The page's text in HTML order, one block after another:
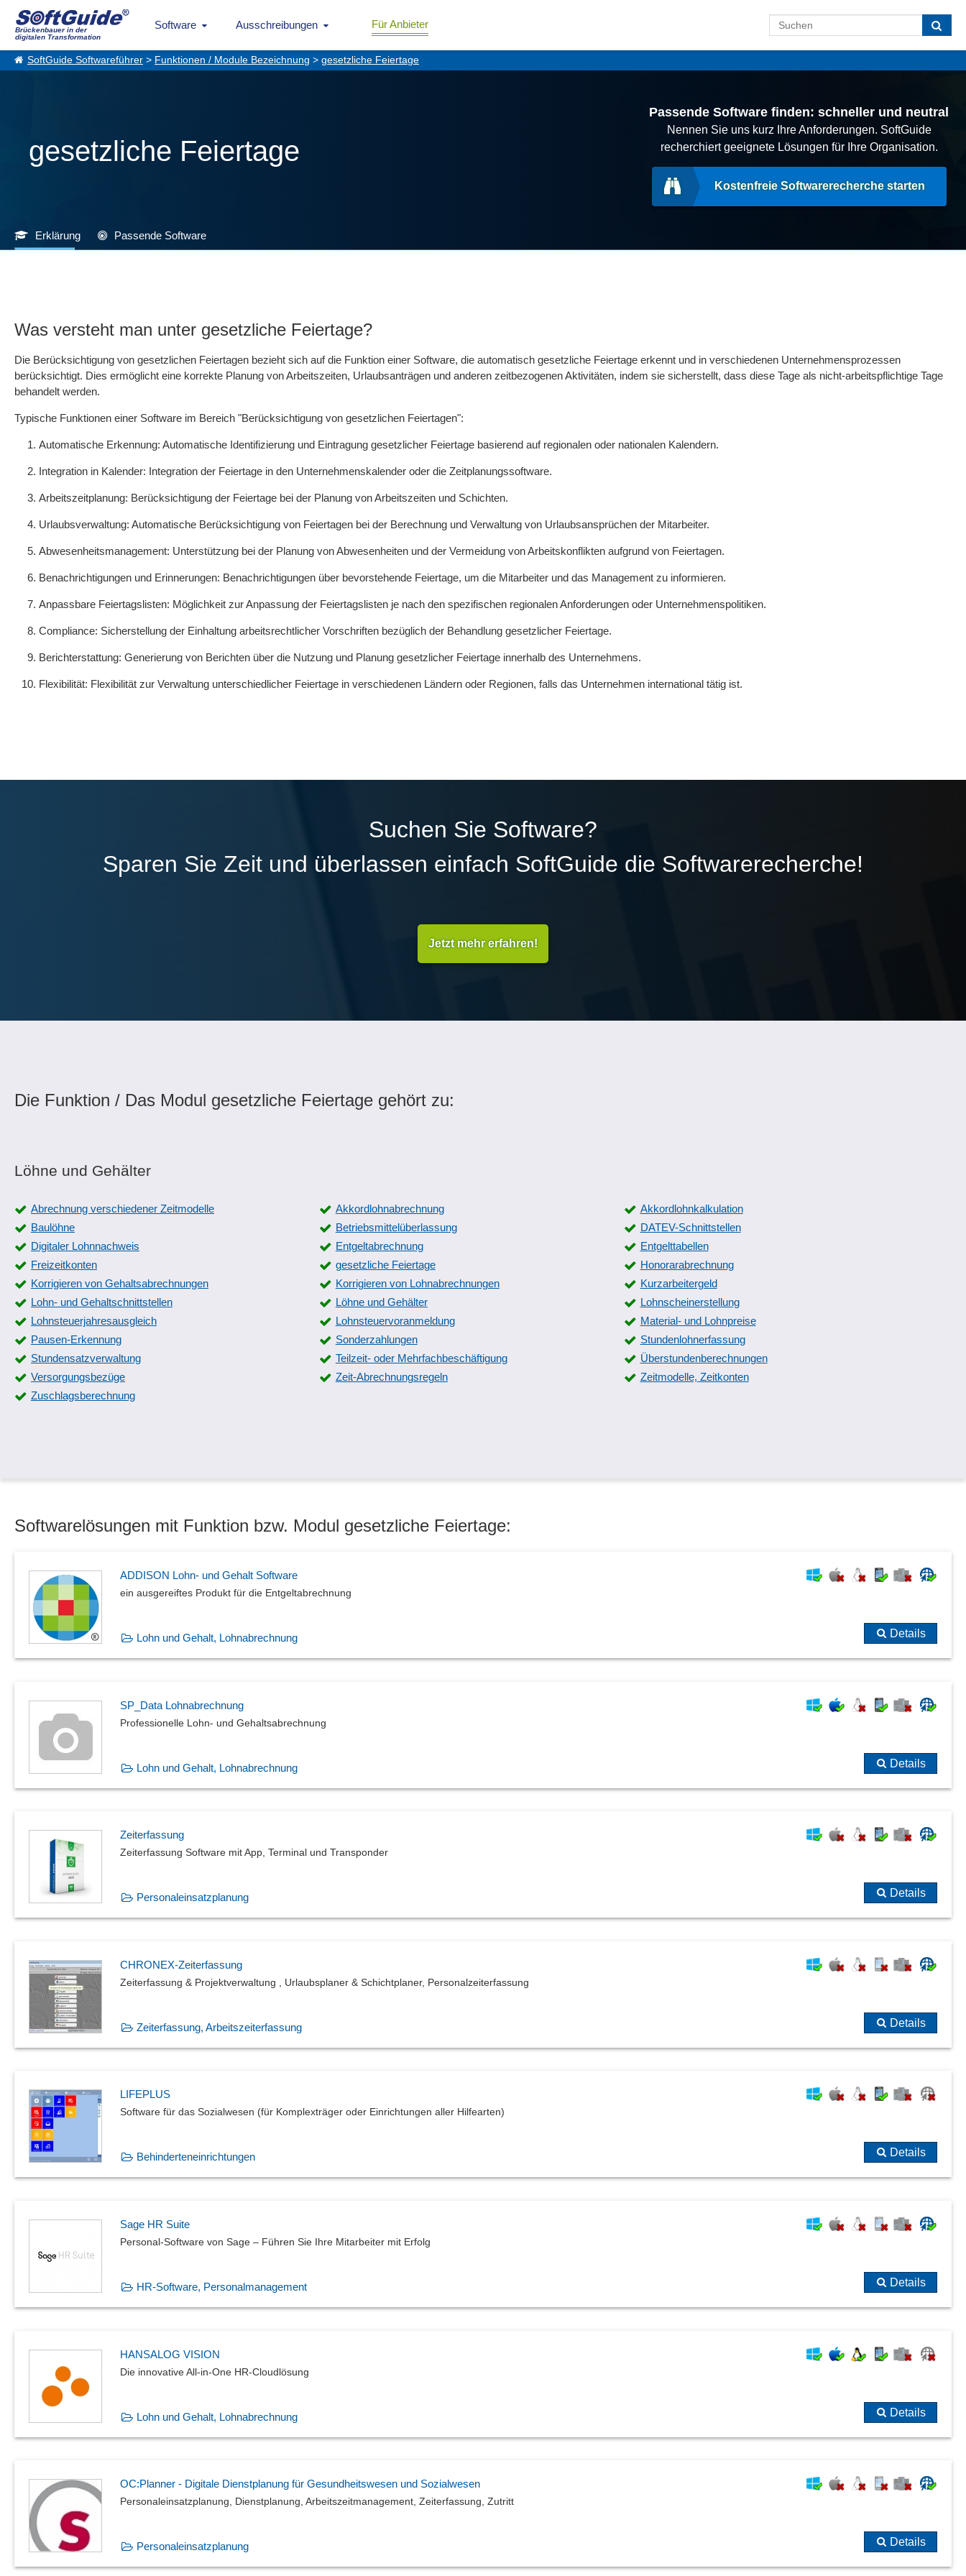
Brückenbauer in der
digitalen Transformation
Software Ausschreibungen Für Anbieter
SoftGuide Softwareführer > Funktionen / Module Bezeichnung > gesetzliche Feiertage
gesetzliche Feiertage
Passende Software finden: schneller und neutral
Nennen Sie uns kurz Ihre Anforderungen. SoftGuide
recherchiert geeignete Lösungen für Ihre Organisation.
Kostenfreie Softwarerecherche starten
Erklärung Passende Software
Was versteht man unter gesetzliche Feiertage?
Die Berücksichtigung von gesetzlichen Feiertagen bezieht sich auf die Funktion einer Software, die automatisch gesetzliche Feiertage erkennt und in verschiedenen Unternehmensprozessen
berücksichtigt. Dies ermöglicht eine korrekte Planung von Arbeitszeiten, Urlaubsanträgen und anderen zeitbezogenen Aktivitäten, indem sie sicherstellt, dass diese Tage als nicht-arbeitspflichtige Tage
behandelt werden.
Typische Funktionen einer Software im Bereich "Berücksichtigung von gesetzlichen Feiertagen":
Automatische Erkennung: Automatische Identifizierung und Eintragung gesetzlicher Feiertage basierend auf regionalen oder nationalen Kalendern.
Integration in Kalender: Integration der Feiertage in den Unternehmenskalender oder die Zeitplanungssoftware.
Arbeitszeitplanung: Berücksichtigung der Feiertage bei der Planung von Arbeitszeiten und Schichten.
Urlaubsverwaltung: Automatische Berücksichtigung von Feiertagen bei der Berechnung und Verwaltung von Urlaubsansprüchen der Mitarbeiter.
Abwesenheitsmanagement: Unterstützung bei der Planung von Abwesenheiten und der Vermeidung von Arbeitskonflikten aufgrund von Feiertagen.
Benachrichtigungen und Erinnerungen: Benachrichtigungen über bevorstehende Feiertage, um die Mitarbeiter und das Management zu informieren.
Anpassbare Feiertagslisten: Möglichkeit zur Anpassung der Feiertagslisten je nach den spezifischen regionalen Anforderungen oder Unternehmenspolitiken.
Compliance: Sicherstellung der Einhaltung arbeitsrechtlicher Vorschriften bezüglich der Behandlung gesetzlicher Feiertage.
Berichterstattung: Generierung von Berichten über die Nutzung und Planung gesetzlicher Feiertage innerhalb des Unternehmens.
Flexibilität: Flexibilität zur Verwaltung unterschiedlicher Feiertage in verschiedenen Ländern oder Regionen, falls das Unternehmen international tätig ist.
Suchen Sie Software?
Sparen Sie Zeit und überlassen einfach SoftGuide die Softwarerecherche!
Jetzt mehr erfahren!
Die Funktion / Das Modul gesetzliche Feiertage gehört zu:
Löhne und Gehälter
Abrechnung verschiedener Zeitmodelle Akkordlohnabrechnung
Akkordlohnkalkulation
Baulöhne
Betriebsmittelüberlassung
DATEV-Schnittstellen
Digitaler Lohnnachweis
Entgeltabrechnung
Entgelttabellen
Freizeitkonten
gesetzliche Feiertage
Honorarabrechnung
Korrigieren von Gehaltsabrechnungen
Korrigieren von Lohnabrechnungen
Kurzarbeitergeld
Lohn- und Gehaltschnittstellen
Löhne und Gehälter
Lohnscheinerstellung
Lohnsteuerjahresausgleich
Lohnsteuervoranmeldung
Material- und Lohnpreise
Pausen-Erkennung
Sonderzahlungen
Stundenlohnerfassung
Stundensatzverwaltung
Teilzeit- oder Mehrfachbeschäftigung
Überstundenberechnungen
Versorgungsbezüge
Zeit-Abrechnungsregeln
Zeitmodelle, Zeitkonten
Zuschlagsberechnung
Softwarelösungen mit Funktion bzw. Modul gesetzliche Feiertage:
ADDISON Lohn- und Gehalt Software
ein ausgereiftes Produkt für die Entgeltabrechnung
Lohn und Gehalt, Lohnabrechnung Details
SP_Data Lohnabrechnung
Professionelle Lohn- und Gehaltsabrechnung
Lohn und Gehalt, Lohnabrechnung Details
Zeiterfassung
Zeiterfassung Software mit App, Terminal und Transponder
Personaleinsatzplanung Details
CHRONEX-Zeiterfassung
Zeiterfassung & Projektverwaltung , Urlaubsplaner & Schichtplaner, Personalzeiterfassung
Zeiterfassung, Arbeitszeiterfassung Details
LIFEPLUS
Software für das Sozialwesen (für Komplexträger oder Einrichtungen aller Hilfearten)
Behinderteneinrichtungen Details
Sage HR Suite
Personal-Software von Sage – Führen Sie Ihre Mitarbeiter mit Erfolg
HR-Software, Personalmanagement Details
HANSALOG VISION
Die innovative All-in-One HR-Cloudlösung
Lohn und Gehalt, Lohnabrechnung Details
OC:Planner - Digitale Dienstplanung für Gesundheitswesen und Sozialwesen
Personaleinsatzplanung, Dienstplanung, Arbeitszeitmanagement, Zeiterfassung, Zutritt
Personaleinsatzplanung Details